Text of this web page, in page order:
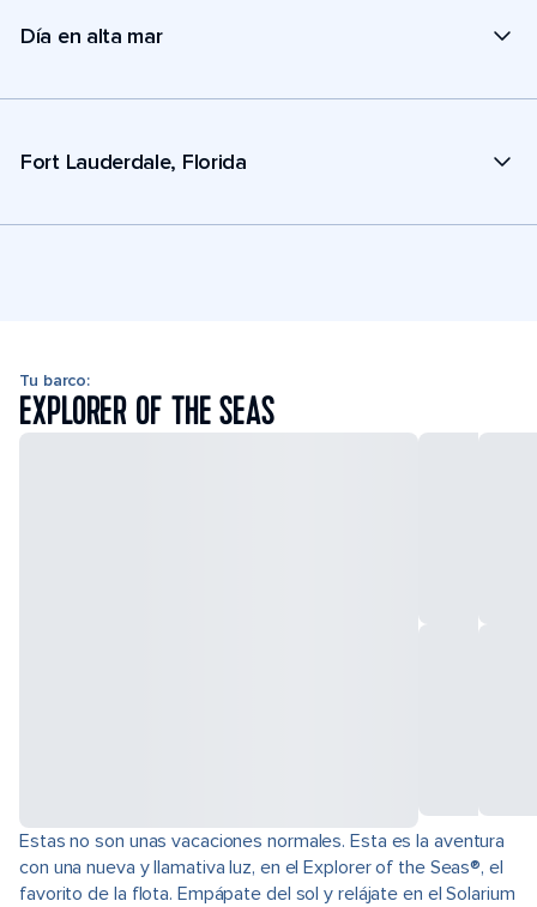
Día en alta mar
Fort Lauderdale, Florida
Tu barco:
EXPLORER OF THE SEAS
Estas no son unas vacaciones normales. Esta es la aventura
con una nueva y llamativa luz, en el Explorer of the Seas®, el
favorito de la flota. Empápate del sol y relájate en el Solarium